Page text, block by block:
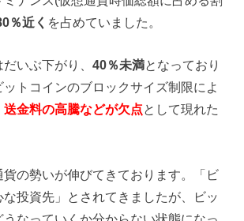
％近く を占めていました。
だいぶ下がり、40％未満となっており
ットコインのブロックサイズ制限によ
金料の高騰などが欠点として現れた
貨の勢いが伸びてきております。「ビ
投資先」とされてきましたが、ビッ